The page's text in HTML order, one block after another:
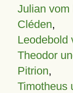
Julian vom
Cléden,
Leodebold
Theodor
Pitrion,
Timotheus